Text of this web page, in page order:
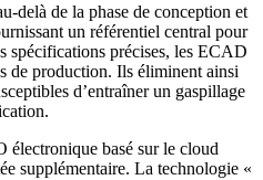
delà de la phase de conception et
un référentiel central pour
spécifications précises, les ECAD
de production. Ils éliminent ainsi
d’entraîner un gaspillage
électronique basé sur le cloud
supplémentaire. La technologie «